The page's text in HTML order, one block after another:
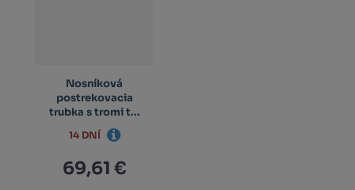
Nosníková
postrekovacia
trubka s tromi t...
69,61 €
14 DNÍ